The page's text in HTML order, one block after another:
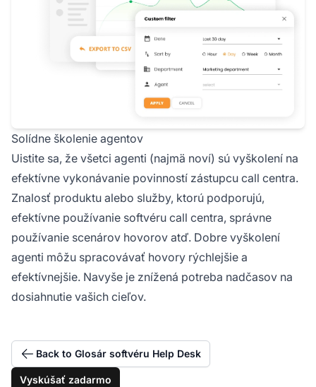
Solídne školenie agentov
Uistite sa, že všetci agenti (najmä noví) sú vyškolení na
efektívne vykonávanie povinností zástupcu call centra.
Znalosť produktu alebo služby, ktorú podporujú,
efektívne používanie softvéru call centra, správne
používanie scenárov hovorov atď. Dobre vyškolení
agenti môžu spracovávať hovory rýchlejšie a
efektívnejšie. Navyše je znížená potreba nadčasov na
dosiahnutie vašich cieľov.
Back to Glosár softvéru Help Desk
Vyskúšať zadarmo